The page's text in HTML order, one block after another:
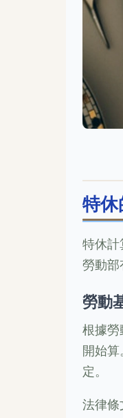
特休
特休計
勞動部
勞動
根據勞
開始
定。
法律